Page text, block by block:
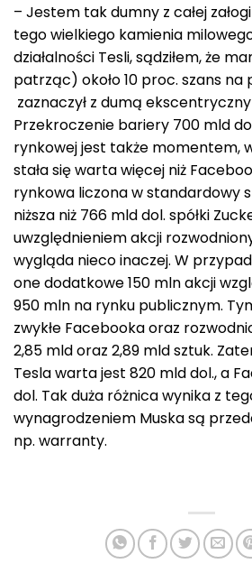
– Jestem tak dumny z całej
tego wielkiego kamienia
działalności Tesli, sądziłem, że
patrząc) około 10 proc. szans na
zaznaczył z dumą
Przekroczenie bariery 700 mld
rynkowej jest także momentem,
stała się warta więcej niż
rynkowa liczona w standardowy
niższa niż 766 mld dol. spółki
uwzględnieniem akcji
wygląda nieco inaczej. W
one dodatkowe 150 mln akcji
950 mln na rynku publicznym.
zwykłe Facebooka oraz
2,85 mld oraz 2,89 mld sztuk.
Tesla warta jest 820 mld dol., a
dol. Tak duża różnica wynika z
wynagrodzeniem Muska są
np. warranty.